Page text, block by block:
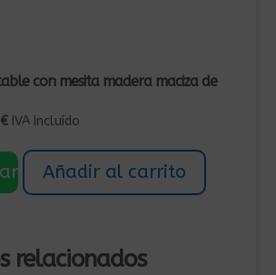
con mesita madera maciza de
€El
actual
es:
IVA Incluído
Añadir al carrito
relacionados